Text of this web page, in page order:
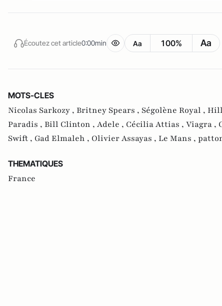
Écoutez cet article0:00min Aa 100% Aa
MOTS-CLES
Nicolas Sarkozy , Britney Spears , Ségolène Royal ,
Paradis , Bill Clinton , Adele , Cécilia Attias , Viagra ,
Swift , Gad Elmaleh , Olivier Assayas , Le Mans ,
THEMATIQUES
France